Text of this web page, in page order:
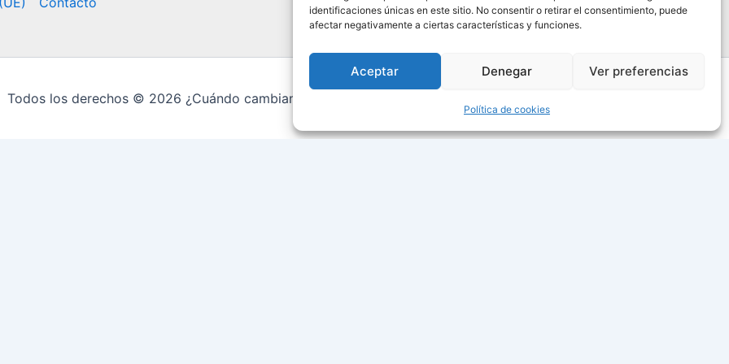
identificaciones únicas en este sitio. No consentir o retirar el consentimiento, puede
afectar negativamente a ciertas características y funciones.
Aceptar Denegar Ver preferencias
Política de cookies
Todos los derechos © 2026 ¿Cuándo cambian la hora? |